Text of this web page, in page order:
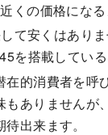
くの価格になる
て安くはあり
を搭載してい
在的消費者を
もありません
出来ます。